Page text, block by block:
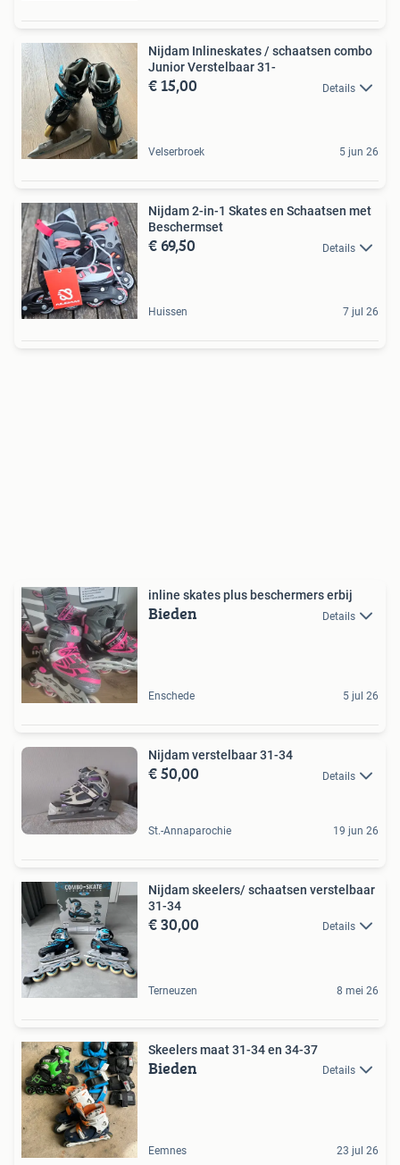
Nijdam Inlineskates / schaatsen combo
Junior Verstelbaar 31-
€ 15,00 Details
Velserbroek 5 jun 26
Nijdam 2-in-1 Skates en Schaatsen met
Beschermset
€ 69,50 Details
Huissen 7 jul 26
inline skates plus beschermers erbij
Bieden Details
Enschede 5 jul 26
Nijdam verstelbaar 31-34
€ 50,00 Details
St.-Annaparochie 19 jun 26
Nijdam skeelers/ schaatsen verstelbaar
31-34
€ 30,00 Details
Terneuzen 8 mei 26
Skeelers maat 31-34 en 34-37
Bieden Details
Eemnes 23 jul 26